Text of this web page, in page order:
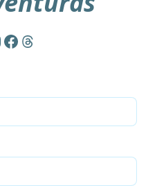
Facebook
Threads